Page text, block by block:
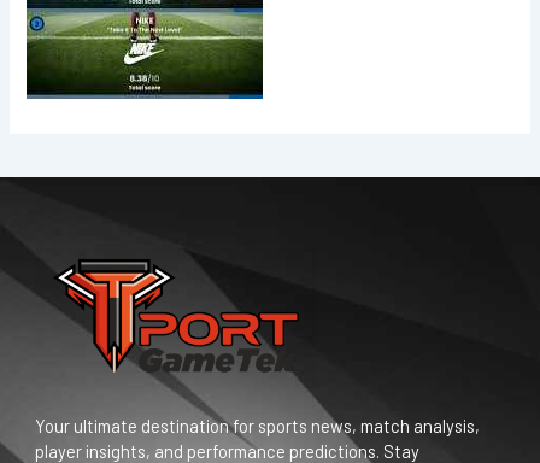
Your ultimate destination for sports news, match analysis,
player insights, and performance predictions. Stay